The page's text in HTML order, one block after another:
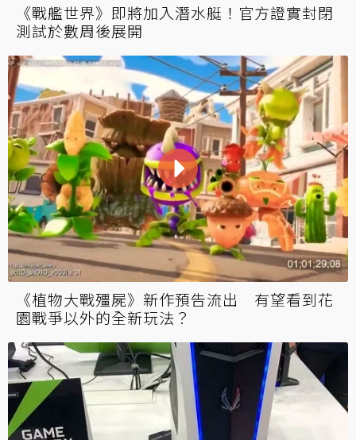
《戰艦世界》即將加入潛水艇！官方證實封閉
測試於數周後展開
《植物大戰殭屍》新作預告流出 有望看到花
園戰爭以外的全新玩法？